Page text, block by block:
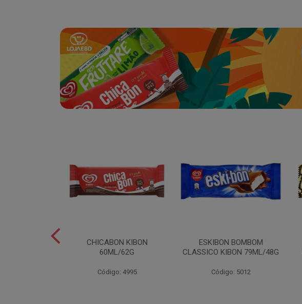
CHICABON KIBON
60ML/62G
Código: 4995
ESKIBON BOMBOM
CLASSICO KIBON 79ML/48G
Código: 5012